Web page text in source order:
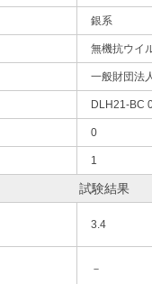
銀系
無機抗ウイ
一般財団法
DLH21-BC
0
1
試験結果
3.4
－